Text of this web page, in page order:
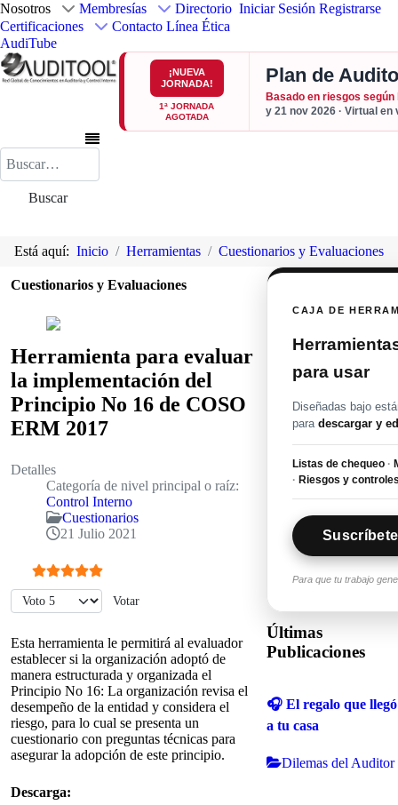
Nosotros Membresías
Directorio
Certificaciones
Contacto Línea Ética
AudiTube
Iniciar Sesión Registrarse
¡NUEVA
JORNADA!
1ª JORNADA
AGOTADA
Plan de
Basado en riesgos según
y 21 nov 2026 · Virtual en
Buscar
Buscar
Está aquí: Inicio Herramientas Cuestionarios y Evaluaciones
Cuestionarios y Evaluaciones
Herramienta para evaluar
la implementación del
Principio No 16 de COSO
ERM 2017
Detalles
Categoría de nivel principal o raíz:
Control Interno
Cuestionarios
21 Julio 2021
Ratio:5/5
Por favor, vote
Esta herramienta le permitirá al evaluador
establecer si la organización adoptó de
manera estructurada y organizada el
Principio No 16: La organización revisa el
desempeño de la entidad y considera el
riesgo, para lo cual se presenta un
cuestionario con preguntas técnicas para
asegurar la adopción de este principio.
Descarga:
CAJA DE
para usar
Diseñadas bajo
paradescargar y
Listas de chequeo ·
· Riesgos y
Para que tu trabajo
Últimas
Publicaciones
🎧 El regalo que llegó
a tu casa
Dilemas del Auditor